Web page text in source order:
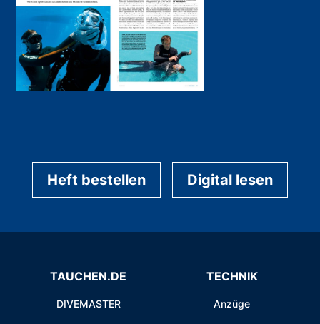
Heft bestellen Digital lesen
TAUCHEN.DE
DIVEMASTER
TECHNIK
Anzüge